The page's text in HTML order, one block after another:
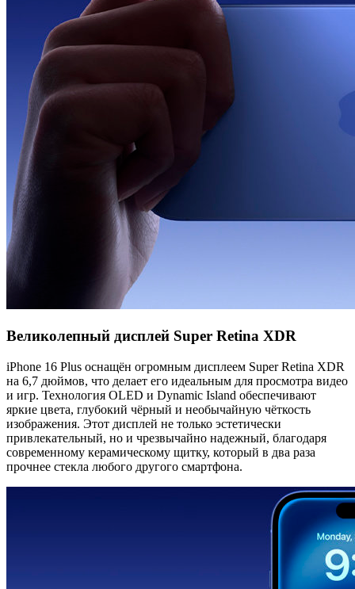
Великолепный дисплей Super Retina XDR
iPhone 16 Plus оснащён огромным дисплеем Super Retina XDR
на 6,7 дюймов, что делает его идеальным для просмотра видео
и игр. Технология OLED и Dynamic Island обеспечивают
яркие цвета, глубокий чёрный и необычайную чёткость
изображения. Этот дисплей не только эстетически
привлекательный, но и чрезвычайно надежный, благодаря
современному керамическому щитку, который в два раза
прочнее стекла любого другого смартфона.